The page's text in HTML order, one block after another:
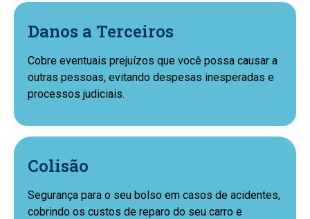
Danos a Terceiros
Cobre eventuais prejuízos que você possa causar a
outras pessoas, evitando despesas inesperadas e
processos judiciais.
Colisão
Segurança para o seu bolso em casos de acidentes,
cobrindo os custos de reparo do seu carro e